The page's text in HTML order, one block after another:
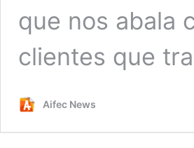
que nos abala
clientes que
Aifec News